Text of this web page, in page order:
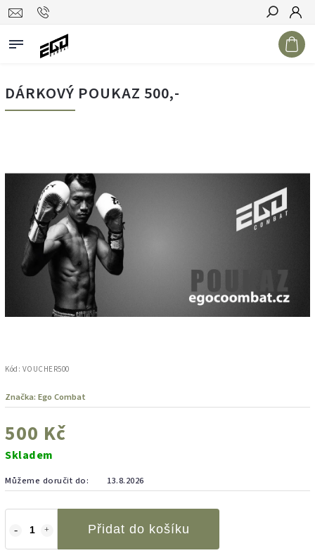
Hledat
DÁRKOVÝ POUKAZ 500,-
Kód: VOUCHER500
Značka: Ego Combat
500 Kč
Skladem
Můžeme doručit do: 13.8.2026
Přidat do košíku